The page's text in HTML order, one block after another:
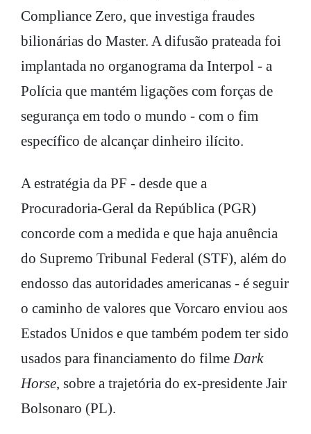
Compliance Zero, que investiga fraudes
bilionárias do Master. A difusão prateada foi
implantada no organograma da Interpol - a
Polícia que mantém ligações com forças de
segurança em todo o mundo - com o fim
específico de alcançar dinheiro ilícito.
A estratégia da PF - desde que a
Procuradoria-Geral da República (PGR)
concorde com a medida e que haja anuência
do Supremo Tribunal Federal (STF), além do
endosso das autoridades americanas - é seguir
o caminho de valores que Vorcaro enviou aos
Estados Unidos e que também podem ter sido
usados para financiamento do filme Dark
Horse, sobre a trajetória do ex-presidente Jair
Bolsonaro (PL).